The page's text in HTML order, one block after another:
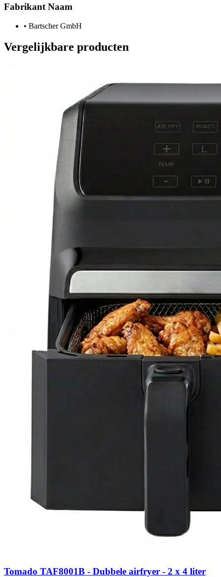
Fabrikant Naam
• Bartscher GmbH
Vergelijkbare producten
Tomado TAF8001B - Dubbele airfryer - 2 x 4 liter